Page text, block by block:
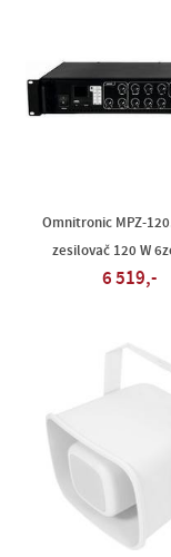
Omnitronic MPZ-
zesilovač 120 W
6 519,-